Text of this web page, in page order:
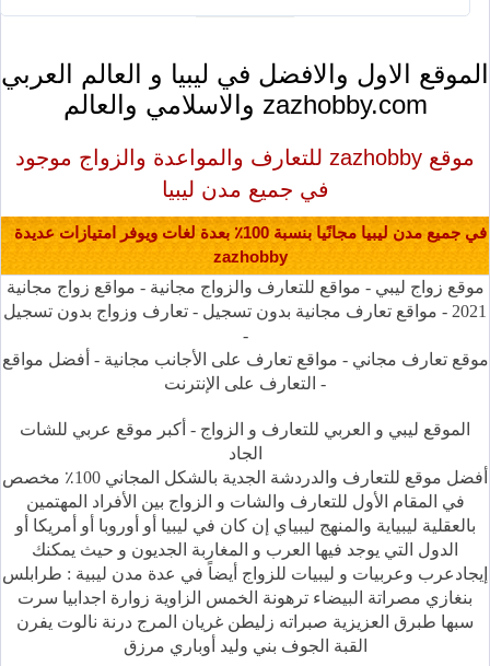
الموقع الاول والافضل في ليبيا و العالم العربي
والاسلامي والعالم zazhobby.com
موقع zazhobby للتعارف والمواعدة والزواج موجود
في جميع مدن ليبيا
في جميع مدن ليبيا مجانًيا بنسبة 100٪ بعدة لغات ويوفر امتيازات عديدة
zazhobby
موقع زواج ليبي - مواقع للتعارف والزواج مجانية - مواقع زواج مجانية
2021 - مواقع تعارف مجانية بدون تسجيل - تعارف وزواج بدون تسجيل
-
موقع تعارف مجاني - مواقع تعارف على الأجانب مجانية - أفضل مواقع
التعارف على الإنترنت -
الموقع ليبي و العربي للتعارف و الزواج - أكبر موقع عربي للشات
الجاد
أفضل موقع للتعارف والدردشة الجدية بالشكل المجاني 100٪ مخصص
في المقام الأول للتعارف والشات و الزواج بين الأفراد المهتمين
بالعقلية ليبياية والمنهج ليبياي إن كان في ليبيا أو أوروبا أو أمريكا أو
الدول التي يوجد فيها العرب و المغاربة الجديون و حيث يمكنك
إيجادعرب وعربيات و ليبيات للزواج أيضاً في عدة مدن ليبية : طرابلس
بنغازي مصراتة البيضاء ترهونة الخمس الزاوية زوارة اجدابيا سرت
سبها طبرق العزيزية صبراته زليطن غريان المرج درنة نالوت يفرن
القبة الجوف بني وليد أوباري مرزق